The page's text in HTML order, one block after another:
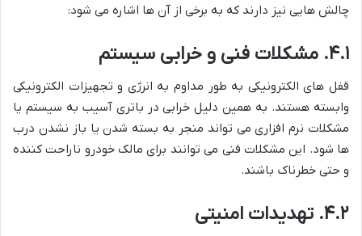
چالش هایی نیز دارند که به برخی از آن ها اشاره می شود:
۴.۱. مشکلات فنی و خرابی سیستم
قفل های الکترونیکی به طور مداوم به انرژی و تجهیزات الکترونیکی
وابسته هستند. به همین دلیل خرابی در باتری آسیب به سیستم یا
مشکلات نرم افزاری می تواند منجر به بسته شدن یا باز نشدن درب
ها شود. این مشکلات فنی می توانند برای مالک خودرو ناراحت کننده
و حتی خطرناک باشند.
۴.۲. تهدیدات امنیتی